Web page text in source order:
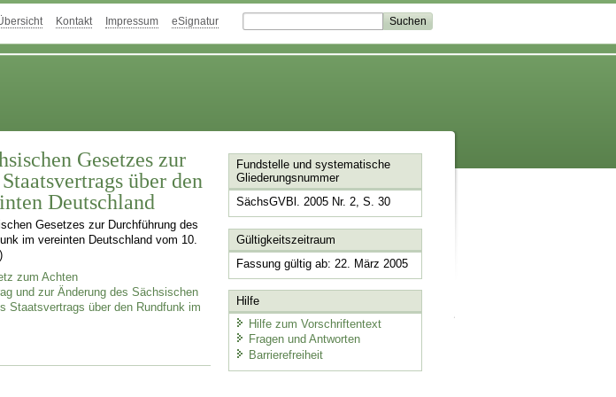
Kontakt Impressum eSignatur
Gesetzes zur
über den
Deutschland
Gesetzes zur Durchführung des
im vereinten Deutschland vom 10.
zum Achten
und zur Änderung des Sächsischen
Staatsvertrags über den Rundfunk im
Fundstelle und systematische
Gliederungsnummer
SächsGVBl. 2005 Nr. 2, S. 30
Gültigkeitszeitraum
Fassung gültig ab: 22. März 2005
Hilfe
Hilfe zum Vorschriftentext
Fragen und Antworten
Barrierefreiheit